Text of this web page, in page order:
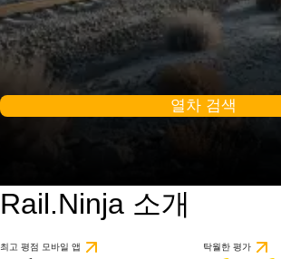
열차 검색
Rail.Ninja 소개
최고 평점 모바일 앱 탁월한 평가 1